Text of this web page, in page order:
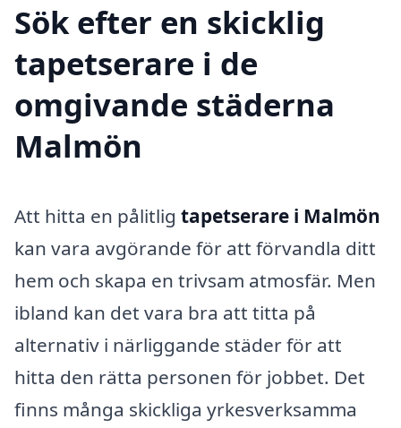
Sök efter en skicklig
tapetserare i de
omgivande städerna
Malmön
Att hitta en pålitlig tapetserare i Malmön
kan vara avgörande för att förvandla ditt
hem och skapa en trivsam atmosfär. Men
ibland kan det vara bra att titta på
alternativ i närliggande städer för att
hitta den rätta personen för jobbet. Det
finns många skickliga yrkesverksamma